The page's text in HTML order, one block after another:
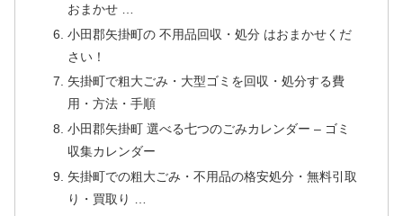
おまかせ …
小田郡矢掛町の 不用品回収・処分 はおまかせくだ
さい！
矢掛町で粗大ごみ・大型ゴミを回収・処分する費
用・方法・手順
小田郡矢掛町 選べる七つのごみカレンダー – ゴミ
収集カレンダー
矢掛町での粗大ごみ・不用品の格安処分・無料引取
り・買取り …